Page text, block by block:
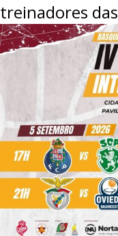
treinadores